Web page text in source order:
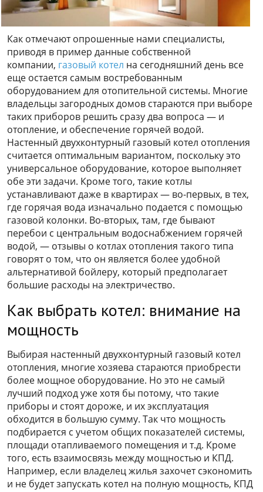
Как отмечают опрошенные нами специалисты,
приводя в пример данные собственной
компании, газовый котел на сегодняшний день все
еще остается самым востребованным
оборудованием для отопительной системы. Многие
владельцы загородных домов стараются при выборе
таких приборов решить сразу два вопроса — и
отопление, и обеспечение горячей водой.
Настенный двухконтурный газовый котел отопления
считается оптимальным вариантом, поскольку это
универсальное оборудование, которое выполняет
обе эти задачи. Кроме того, такие котлы
устанавливают даже в квартирах — во-первых, в тех,
где горячая вода изначально подается с помощью
газовой колонки. Во-вторых, там, где бывают
перебои с центральным водоснабжением горячей
водой, — отзывы о котлах отопления такого типа
говорят о том, что он является более удобной
альтернативой бойлеру, который предполагает
большие расходы на электричество.
Как выбрать котел: внимание на
мощность
Выбирая настенный двухконтурный газовый котел
отопления, многие хозяева стараются приобрести
более мощное оборудование. Но это не самый
лучший подход уже хотя бы потому, что такие
приборы и стоят дороже, и их эксплуатация
обходится в большую сумму. Так что мощность
подбирается с учетом общих показателей системы,
площади отапливаемого помещения и т.д. Кроме
того, есть взаимосвязь между мощностью и КПД.
Например, если владелец жилья захочет сэкономить
и не будет запускать котел на полную мощность, КПД